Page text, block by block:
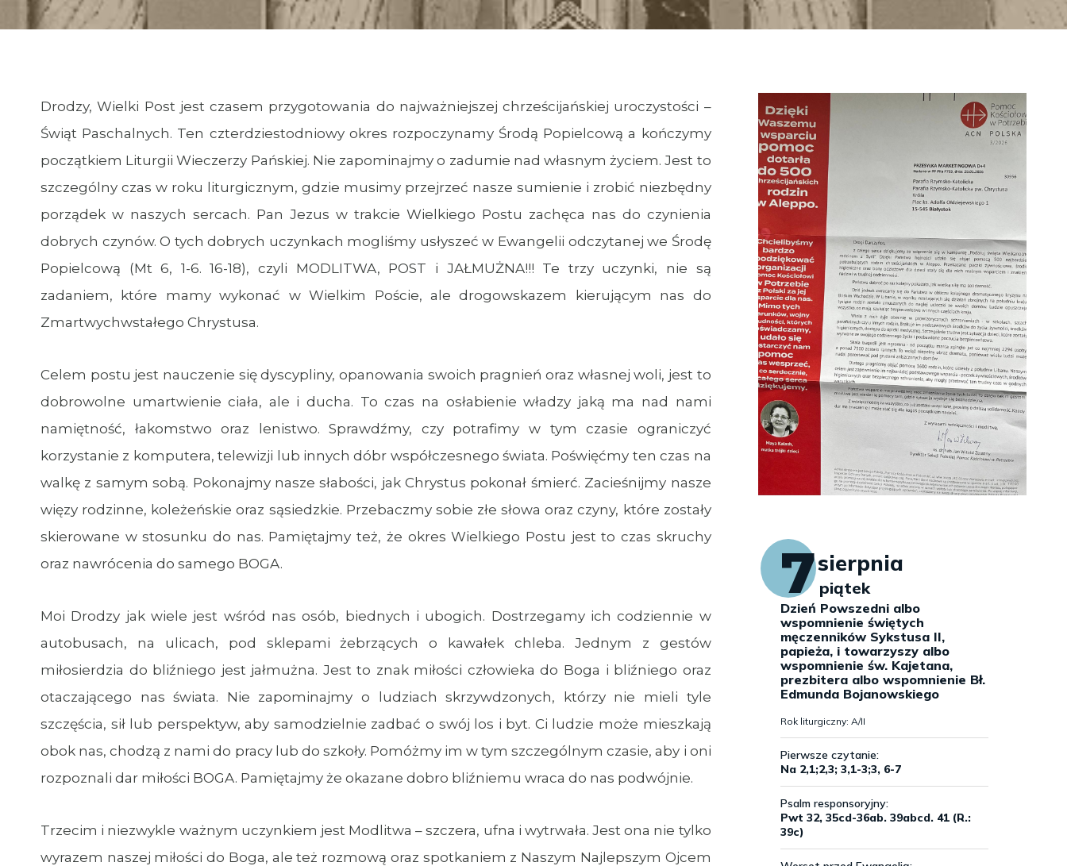
Drodzy, Wielki Post jest czasem przygotowania do najważniejszej chrześcijańskiej uroczystości –
Świąt Paschalnych. Ten czterdziestodniowy okres rozpoczynamy Środą Popielcową a kończymy
początkiem Liturgii Wieczerzy Pańskiej. Nie zapominajmy o zadumie nad własnym życiem. Jest to
szczególny czas w roku liturgicznym, gdzie musimy przejrzeć nasze sumienie i zrobić niezbędny
porządek w naszych sercach. Pan Jezus w trakcie Wielkiego Postu zachęca nas do czynienia
dobrych czynów. O tych dobrych uczynkach mogliśmy usłyszeć w Ewangelii odczytanej we Środę
Popielcową (Mt 6, 1-6. 16-18), czyli MODLITWA, POST i JAŁMUŻNA!!! Te trzy uczynki, nie są
zadaniem, które mamy wykonać w Wielkim Poście, ale drogowskazem kierującym nas do
Zmartwychwstałego Chrystusa.
Celem postu jest nauczenie się dyscypliny, opanowania swoich pragnień oraz własnej woli, jest to
dobrowolne umartwienie ciała, ale i ducha. To czas na osłabienie władzy jaką ma nad nami
namiętność, łakomstwo oraz lenistwo. Sprawdźmy, czy potrafimy w tym czasie ograniczyć
korzystanie z komputera, telewizji lub innych dóbr współczesnego świata. Poświęćmy ten czas na
walkę z samym sobą. Pokonajmy nasze słabości, jak Chrystus pokonał śmierć. Zacieśnijmy nasze
więzy rodzinne, koleżeńskie oraz sąsiedzkie. Przebaczmy sobie złe słowa oraz czyny, które zostały
skierowane w stosunku do nas. Pamiętajmy też, że okres Wielkiego Postu jest to czas skruchy
oraz nawrócenia do samego BOGA.
Moi Drodzy jak wiele jest wśród nas osób, biednych i ubogich. Dostrzegamy ich codziennie w
autobusach, na ulicach, pod sklepami żebrzących o kawałek chleba. Jednym z gestów
miłosierdzia do bliźniego jest jałmużna. Jest to znak miłości człowieka do Boga i bliźniego oraz
otaczającego nas świata. Nie zapominajmy o ludziach skrzywdzonych, którzy nie mieli tyle
szczęścia, sił lub perspektyw, aby samodzielnie zadbać o swój los i byt. Ci ludzie może mieszkają
obok nas, chodzą z nami do pracy lub do szkoły. Pomóżmy im w tym szczególnym czasie, aby i oni
rozpoznali dar miłości BOGA. Pamiętajmy że okazane dobro bliźniemu wraca do nas podwójnie.
Trzecim i niezwykle ważnym uczynkiem jest Modlitwa – szczera, ufna i wytrwała. Jest ona nie tylko
wyrazem naszej miłości do Boga, ale też rozmową oraz spotkaniem z Naszym Najlepszym Ojcem